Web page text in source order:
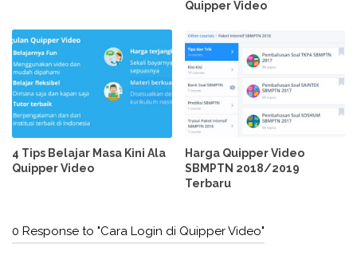
Quipper Video
4 Tips Belajar Masa Kini Ala
Quipper Video
Harga Quipper Video
SBMPTN 2018/2019
Terbaru
0 Response to "Cara Login di Quipper Video"